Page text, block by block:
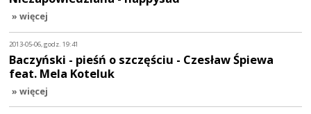
» więcej
2013-05-06, godz. 19:41
Baczyński - pieśń o szczęściu - Czesław Śpiewa
feat. Mela Koteluk
» więcej